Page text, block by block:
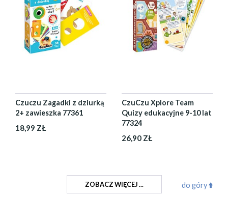
Czuczu Zagadki z dziurką
2+ zawieszka 77361
18,99 ZŁ
CzuCzu Xplore Team
Quizy edukacyjne 9-10 lat
77324
26,90 ZŁ
ZOBACZ WIĘCEJ ... do góry